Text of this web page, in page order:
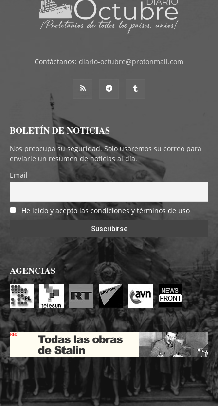
Contáctanos: diario-octubre@protonmail.com
BOLETÍN DE NOTICIAS
Nos preocupa su seguridad. Solo usaremos su correo para
enviarle un resumen de noticias al día.
Email
He leído y acepto las condiciones y términos de uso
AGENCIAS